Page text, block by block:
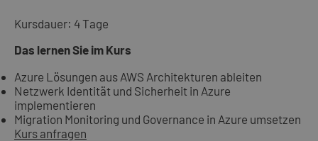
Kursdauer: 4 Tage
Das lernen Sie im Kurs
Azure Lösungen aus AWS Architekturen ableiten
Netzwerk Identität und Sicherheit in Azure
implementieren
Migration Monitoring und Governance in Azure umsetzen
Kurs anfragen